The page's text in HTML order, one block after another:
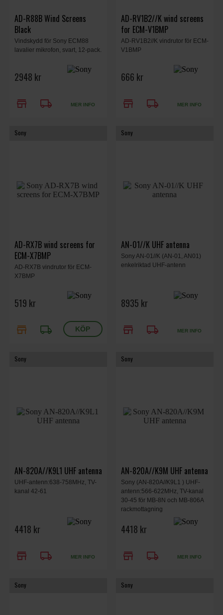
AD-R88B Wind Screens
Black
Vindskydd för Sony ECM88
lavalier mikrofon, svart, 12-pack.
2948 kr
store local_shipping MER INFO
AD-RV1B2//K wind screens
for ECM-V1BMP
AD-RV1B2//K vindrutor för ECM-
V1BMP
666 kr
store local_shipping MER INFO
Sony
AD-RX7B wind screens for
ECM-X7BMP
AD-RX7B vindrutor för ECM-
X7BMP
519 kr
store local_shipping
Sony
AN-01//K UHF antenna
Sony AN-01//K (AN-01, AN01)
enkelriktad UHF-antenn
8935 kr
store local_shipping MER INFO
Sony
AN-820A//K9L1 UHF antenna
UHF-antenn:638-758MHz, TV-
kanal 42-61
4418 kr
store local_shipping MER INFO
Sony
AN-820A//K9M UHF antenna
Sony (AN-820A//K9L1 ) UHF-
antenn:566-622MHz, TV-kanal
30-45 för MB-8N och MB-806A
rackmottagning
4418 kr
store local_shipping MER INFO
Sony Sony